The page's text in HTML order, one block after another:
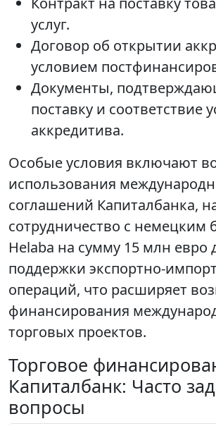
услуг.
Договор об открытии
условием
Документы,
поставку и соответствие
аккредитива.
Особые условия включают
использования
соглашений Капиталбанка,
сотрудничество с немецким
Helaba на сумму 15 млн евро
поддержки экспортно-
операций, что расширяет
финансирования
торговых проектов.
Торговое
Капиталбанк: Часто
вопросы